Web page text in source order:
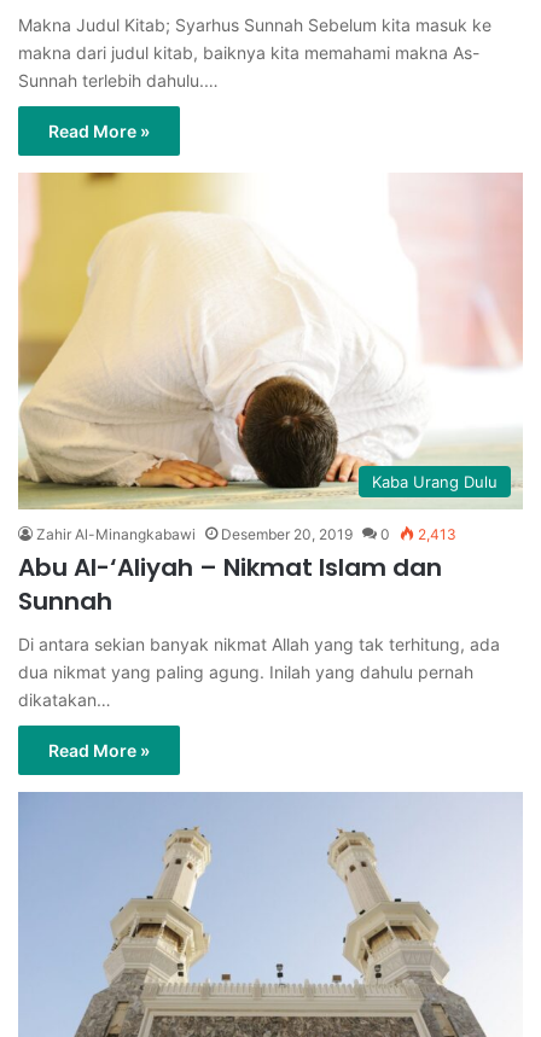
Makna Judul Kitab; Syarhus Sunnah Sebelum kita masuk ke
makna dari judul kitab, baiknya kita memahami makna As-
Sunnah terlebih dahulu.…
Read More »
Kaba Urang Dulu
Zahir Al-Minangkabawi Desember 20, 2019 0 2,413
Abu Al-‘Aliyah – Nikmat Islam dan
Sunnah
Di antara sekian banyak nikmat Allah yang tak terhitung, ada
dua nikmat yang paling agung. Inilah yang dahulu pernah
dikatakan…
Read More »